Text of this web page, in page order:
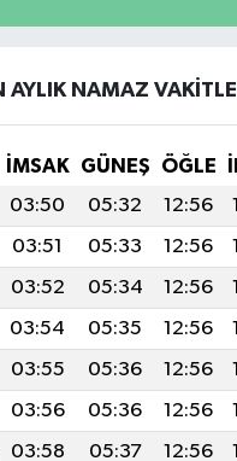
AYLIK NAMAZ
İMSAK GÜNEŞ ÖĞLE
03:50 05:32 12:56
03:51 05:33 12:56
03:52 05:34 12:56
03:54 05:35 12:56
03:55 05:36 12:56
03:56 05:36 12:56
03:58 05:37 12:56